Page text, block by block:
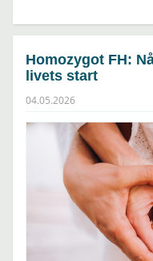
Homozygot FH:
livets start
04.05.2026